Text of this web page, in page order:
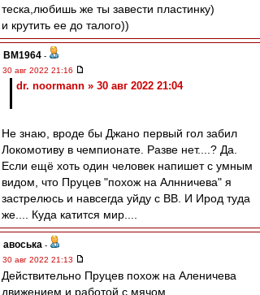
теска,любишь же ты завести пластинку)
и крутить ее до талого))
BM1964 -
30 авг 2022 21:16
dr. noormann » 30 авг 2022 21:04
Не знаю, вроде бы Джано первый гол забил
Локомотиву в чемпионате. Разве нет....? Да.
Если ещё хоть один человек напишет с умным
видом, что Пруцев "похож на Алнничева" я
застрелюсь и навсегда уйду с ВВ. И Ирод туда
же.... Куда катится мир....
авоська -
30 авг 2022 21:13
Действительно Пруцев похож на Аленичева
движением и работой с мячом.